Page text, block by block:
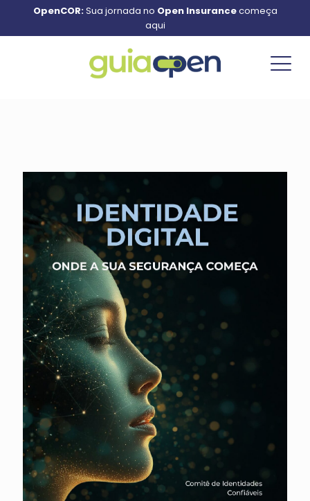
OpenCOR:Sua jornada no Open Insurancecomeça
aqui